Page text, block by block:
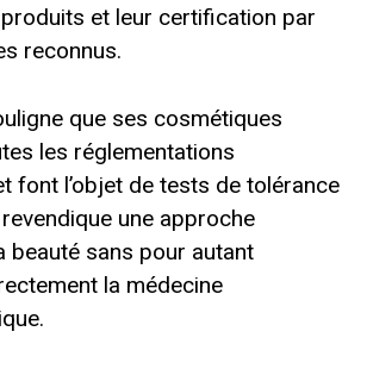
et leur certification par
reconnus.
que ses cosmétiques
les réglementations
font l’objet de tests de tolérance
une approche
beauté sans pour autant
la médecine